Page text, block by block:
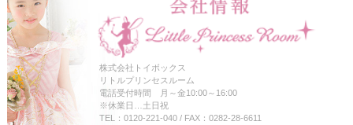
株式会社トイボックス
リトルプリンセスルーム
電話受付時間 月～金10:00～16:00
※休業日…土日祝
TEL：0120-221-040 / FAX：0282-28-6611